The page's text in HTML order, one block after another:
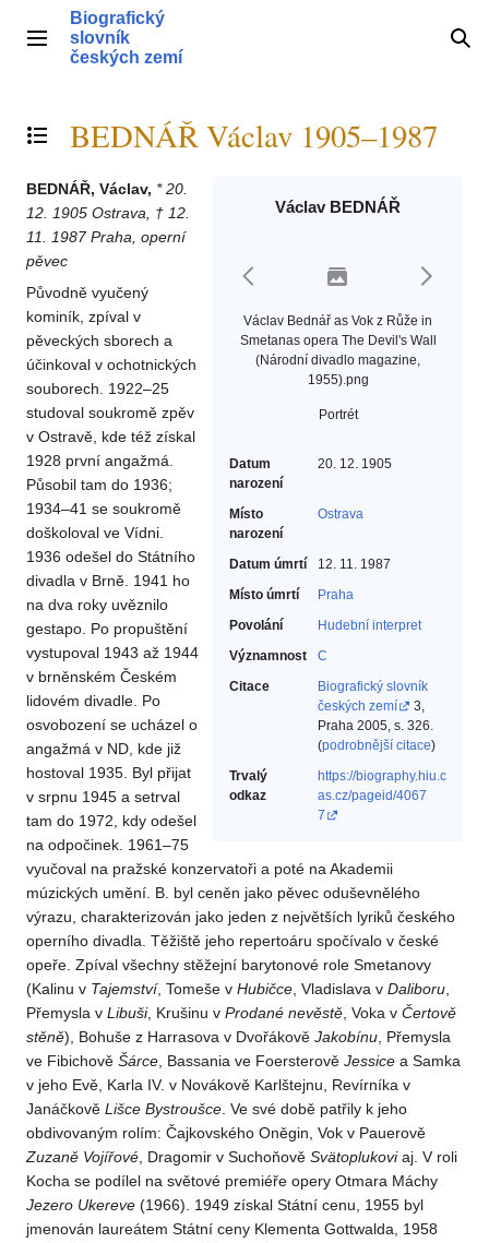
obsahHlavní menu
Biografický
slovník
českých zemí
Přepnout obsah
BEDNÁŘ Václav 1905–1987
Václav BEDNÁŘ
Václav Bednář as Vok z Růže in
Smetanas opera The Devil's Wall
(Národní divadlo magazine,
1955).png
Portrét
Datum
narození
20. 12. 1905
Místo
narození
Ostrava
Datum úmrtí
12. 11. 1987
Místo úmrtí
Praha
Povolání
Hudební interpret‎
Významnost
C
Citace
Biografický slovník
českých zemí
3,
Praha 2005, s. 326.
(podrobnější citace)
Trvalý
odkaz
https://biography.hiu.c
as.cz/pageid/4067
7
BEDNÁŘ, Václav, * 20.
12. 1905 Ostrava, † 12.
11. 1987 Praha, operní
pěvec
Původně vyučený
kominík, zpíval v
pěveckých sborech a
účinkoval v ochotnických
souborech. 1922–25
studoval soukromě zpěv
v Ostravě, kde též získal
1928 první angažmá.
Působil tam do 1936;
1934–41 se soukromě
doškoloval ve Vídni.
1936 odešel do Státního
divadla v Brně. 1941 ho
na dva roky uvěznilo
gestapo. Po propuštění
vystupoval 1943 až 1944
v brněnském Českém
lidovém divadle. Po
osvobození se ucházel o
angažmá v ND, kde již
hostoval 1935. Byl přijat
v srpnu 1945 a setrval
tam do 1972, kdy odešel
na odpočinek. 1961–75
vyučoval na pražské konzervatoři a poté na Akademii
múzických umění. B. byl ceněn jako pěvec oduševnělého
výrazu, charakterizován jako jeden z největších lyriků českého
operního divadla. Těžiště jeho repertoáru spočívalo v české
opeře. Zpíval všechny stěžejní barytonové role Smetanovy
(Kalinu v Tajemství, Tomeše v Hubičce , Vladislava v Daliboru
Přemysla v Libuši, Krušinu v Prodané nevěstě , Voka v Čertově
stěně), Bohuše z Harrasova v Dvořákově Jakobínu , Přemysla
ve Fibichově Šárce , Bassania ve Foersterově Jessice a Samka
v jeho Evě, Karla IV. v Novákově Karlštejnu, Revírníka v
Janáčkově Lišce Bystroušce . Ve své době patřily k jeho
obdivovaným rolím: Čajkovského Oněgin, Vok v Pauerově
Zuzaně Vojířové , Dragomir v Suchoňově Svätoplukoviaj. V roli
Kocha se podílel na světové premiéře opery Otmara Máchy
Jezero Ukereve (1966). 1949 získal Státní cenu, 1955 byl
jmenován laureátem Státní ceny Klementa Gottwalda, 1958